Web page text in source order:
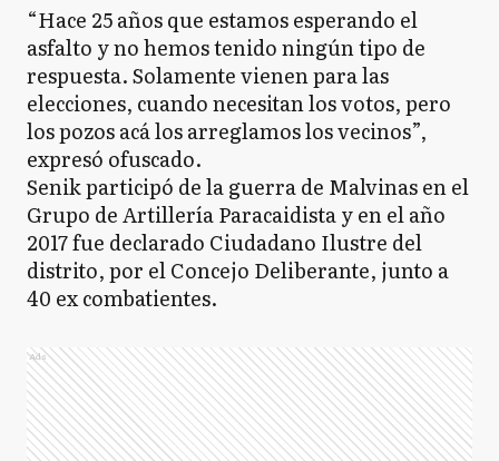
“Hace 25 años que estamos esperando el
asfalto y no hemos tenido ningún tipo de
respuesta. Solamente vienen para las
elecciones, cuando necesitan los votos, pero
los pozos acá los arreglamos los vecinos”,
expresó ofuscado.
Senik participó de la guerra de Malvinas en el
Grupo de Artillería Paracaidista y en el año
2017 fue declarado Ciudadano Ilustre del
distrito, por el Concejo Deliberante, junto a
40 ex combatientes.
Ads